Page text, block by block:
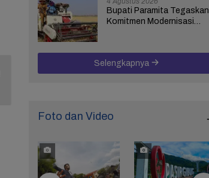
Bupati Paramita Tegaskan
Komitmen Modernisasi
Selengkapnya
Foto dan Video